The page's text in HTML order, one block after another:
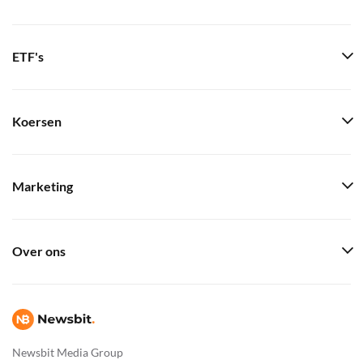
Newsbit Media Group
ETF's
Koersen
Marketing
Over ons